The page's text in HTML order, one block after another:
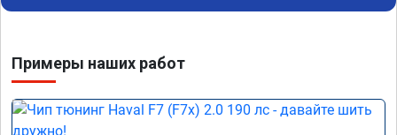
Примеры наших работ